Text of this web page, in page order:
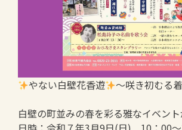
やない白壁花香遊
～咲き初むる
白壁の町並みの春を彩る雅なイベン